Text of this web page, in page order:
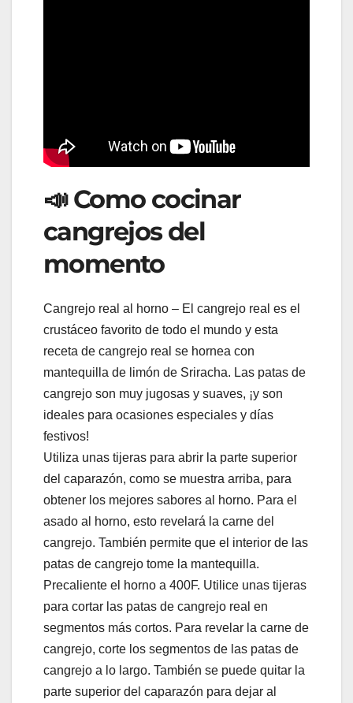
📣 Como cocinar
cangrejos del
momento
Cangrejo real al horno – El cangrejo real es el
crustáceo favorito de todo el mundo y esta
receta de cangrejo real se hornea con
mantequilla de limón de Sriracha. Las patas de
cangrejo son muy jugosas y suaves, ¡y son
ideales para ocasiones especiales y días
festivos!
Utiliza unas tijeras para abrir la parte superior
del caparazón, como se muestra arriba, para
obtener los mejores sabores al horno. Para el
asado al horno, esto revelará la carne del
cangrejo. También permite que el interior de las
patas de cangrejo tome la mantequilla.
Precaliente el horno a 400F. Utilice unas tijeras
para cortar las patas de cangrejo real en
segmentos más cortos. Para revelar la carne de
cangrejo, corte los segmentos de las patas de
cangrejo a lo largo. También se puede quitar la
parte superior del caparazón para dejar al